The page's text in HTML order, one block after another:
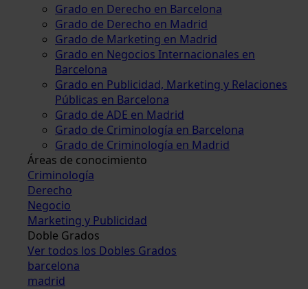
Grado en Derecho en Barcelona
Grado de Derecho en Madrid
Grado de Marketing en Madrid
Grado en Negocios Internacionales en
Barcelona
Grado en Publicidad, Marketing y Relaciones
Públicas en Barcelona
Grado de ADE en Madrid
Grado de Criminología en Barcelona
Grado de Criminología en Madrid
Áreas de conocimiento
Criminología
Derecho
Negocio
Marketing y Publicidad
Doble Grados
Ver todos los Dobles Grados
barcelona
madrid